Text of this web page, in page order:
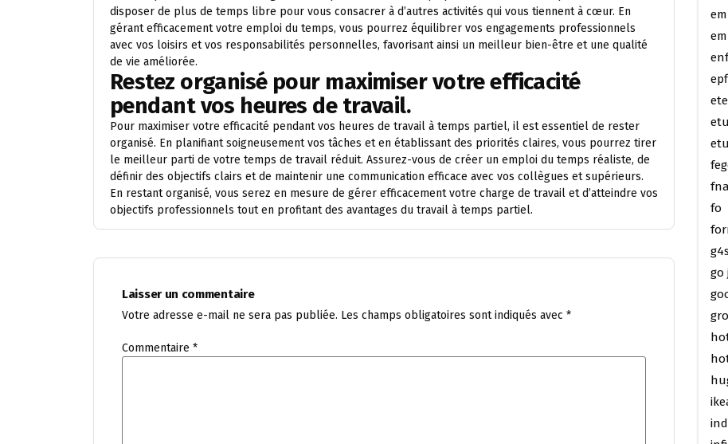
disposer de plus de temps libre pour vous consacrer à d’autres activités qui vous tiennent à cœur. En
gérant efficacement votre emploi du temps, vous pourrez équilibrer vos engagements professionnels
avec vos loisirs et vos responsabilités personnelles, favorisant ainsi un meilleur bien-être et une qualité
de vie améliorée.
Restez organisé pour maximiser votre efficacité
pendant vos heures de travail.
Pour maximiser votre efficacité pendant vos heures de travail à temps partiel, il est essentiel de rester
organisé. En planifiant soigneusement vos tâches et en établissant des priorités claires, vous pourrez tirer
le meilleur parti de votre temps de travail réduit. Assurez-vous de créer un emploi du temps réaliste, de
définir des objectifs clairs et de maintenir une communication efficace avec vos collègues et supérieurs.
En restant organisé, vous serez en mesure de gérer efficacement votre charge de travail et d’atteindre vos
objectifs professionnels tout en profitant des avantages du travail à temps partiel.
Laisser un commentaire
Votre adresse e-mail ne sera pas publiée. Les champs obligatoires sont indiqués avec *
Commentaire *
ete
fo
g4s
go